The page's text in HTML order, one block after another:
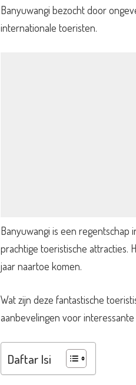
Banyuwangi bezocht door
internationale toeristen.
Banyuwangi is een regentschap
prachtige toeristische attracties.
jaar naartoe komen.
Wat zijn deze fantastische
aanbevelingen voor
Daftar Isi